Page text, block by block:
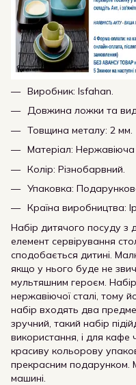
Виробник: Isfahan.
Довжина ложки та
Товщина металу: 2 мм.
Матеріал: Нержавіюча
Колір: Різнобарвний.
Упаковка:
Країна виробництва:
Набір дитячого посуду з
елемент сервірування
сподобається дитині.
якщо у нього буде не
мультяшним героєм.
нержавіючої сталі, тому
набір входять два
зручний, такий набір
використання, і для кафе
красиву кольорову
прекрасним подарунком.
машині.